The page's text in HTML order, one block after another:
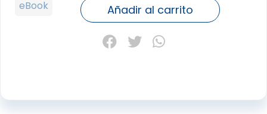
eBook
PREGUNTAAñadir al carrito